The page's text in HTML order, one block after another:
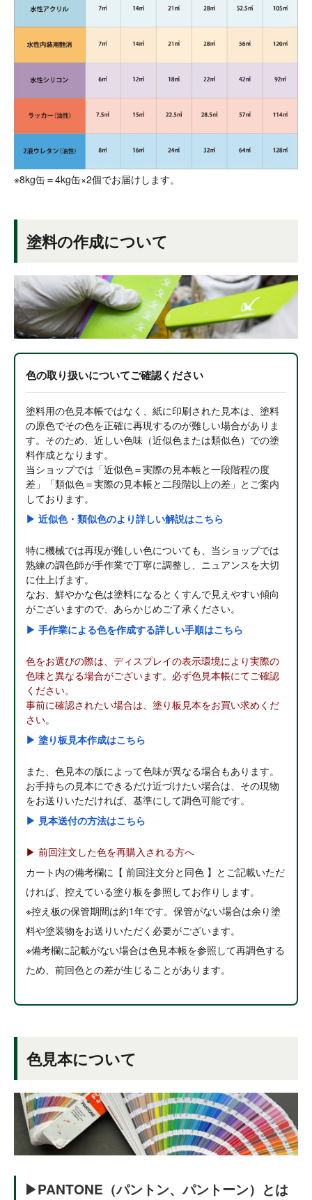
※8kg缶＝4kg缶×2個でお届けします。
塗料の作成について
色の取り扱いについてご確認ください
塗料用の色見本帳ではなく、紙に印刷された見本は、塗料
の原色でその色を正確に再現するのが難しい場合がありま
す。そのため、近しい色味（近似色または類似色）での塗
料作成となります。
当ショップでは「近似色＝実際の見本帳と一段階程の度
差」「類似色＝実際の見本帳と二段階以上の差」とご案内
しております。
▶ 近似色・類似色のより詳しい解説はこちら
特に機械では再現が難しい色についても、当ショップでは
熟練の調色師が手作業で丁寧に調整し、ニュアンスを大切
に仕上げます。
なお、鮮やかな色は塗料になるとくすんで見えやすい傾向
がございますので、あらかじめご了承ください。
▶ 手作業による色を作成する詳しい手順はこちら
色をお選びの際は、ディスプレイの表示環境により実際の
色味と異なる場合がございます。必ず色見本帳にてご確認
ください。
事前に確認されたい場合は、塗り板見本をお買い求めくだ
さい。
▶ 塗り板見本作成はこちら
また、色見本の版によって色味が異なる場合もあります。
お手持ちの見本にできるだけ近づけたい場合は、その現物
をお送りいただければ、基準にして調色可能です。
▶ 見本送付の方法はこちら
▶ 前回注文した色を再購入される方へ
カート内の備考欄に【 前回注文分と同色 】とご記載いただ
ければ、控えている塗り板を参照してお作りします。
※控え板の保管期間は約1年です。保管がない場合は余り塗
料や塗装物をお送りいただく必要がございます。
※備考欄に記載がない場合は色見本帳を参照して再調色する
ため、前回色との差が生じることがあります。
色見本について
▶PANTONE（パントン、パントーン）とは